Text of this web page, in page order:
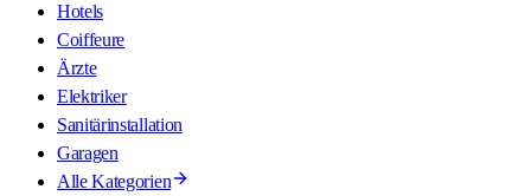
Hotels
Coiffeure
Ärzte
Elektriker
Sanitärinstallation
Garagen
Alle Kategorien